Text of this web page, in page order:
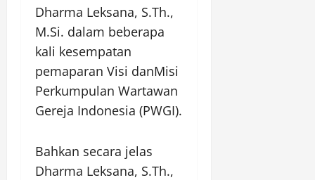
Dharma Leksana, S.Th.,
M.Si. dalam beberapa
kali kesempatan
pemaparan Visi danMisi
Perkumpulan Wartawan
Gereja Indonesia (PWGI).
Bahkan secara jelas
Dharma Leksana, S.Th.,